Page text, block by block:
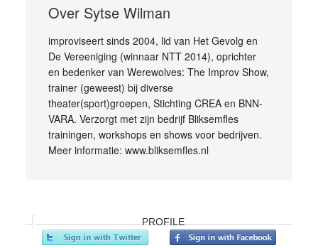
Over Sytse Wilman
improviseert sinds 2004, lid van Het Gevolg en
De Vereeniging (winnaar NTT 2014), oprichter
en bedenker van Werewolves: The Improv Show,
trainer (geweest) bij diverse
theater(sport)groepen, Stichting CREA en BNN-
VARA. Verzorgt met zijn bedrijf Bliksemfles
trainingen, workshops en shows voor bedrijven.
Meer informatie: www.bliksemfles.nl
PROFILE